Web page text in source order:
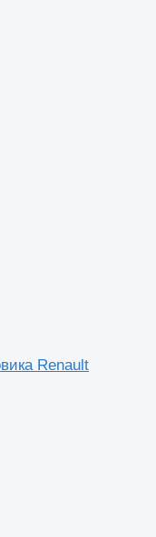
Renault